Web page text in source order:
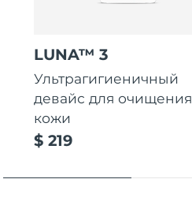
LUNA™ 3
Ультрагигиеничный
девайс для очищения
кожи
$ 219